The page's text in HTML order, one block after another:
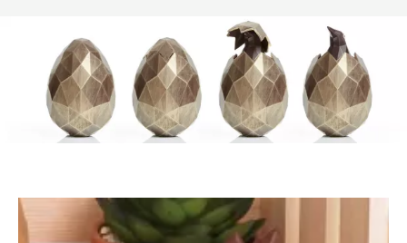
Le
moule